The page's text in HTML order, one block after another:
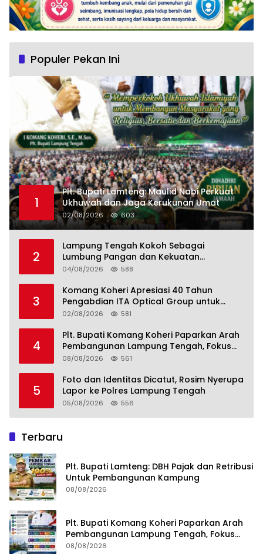
Populer Pekan Ini
1
Plt. Bupati Lamteng: Maulid Nabi Perkuat
Ukhuwah dan Jaga Kerukunan Umat
02/08/2026 603
2
Lampung Tengah Kokoh Sebagai
Lumbung Pangan dan Kekuatan
Perkebunan Lampung, Komang Koheri:
Menuju Indonesia Emas 2045
04/08/2026 588
3
Komang Koheri Apresiasi 40 Tahun
Pengabdian ITA Optical Group untuk
Kesehatan Mata Masyarakat Lamteng
02/08/2026 581
4
Plt. Bupati Komang Koheri Paparkan Arah
Pembangunan Lampung Tengah, Fokus
pada SDM, Ekonomi, Infrastruktur dan
08/08/2026 561
5
Foto dan Identitas Dicatut, Rosim Nyerupa
Lapor ke Polres Lampung Tengah
05/08/2026 556
Terbaru
Plt. Bupati Lamteng: DBH Pajak dan Retribusi
Untuk Pembangunan Kampung
08/08/2026
Plt. Bupati Komang Koheri Paparkan Arah
Pembangunan Lampung Tengah, Fokus
pada SDM, Ekonomi, Infrastruktur dan
08/08/2026